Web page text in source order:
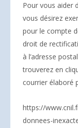
Pour vous aider
vous désirez
pour le compte
droit de
à l’adresse
trouverez en
courrier élaboré
https://
donnees-